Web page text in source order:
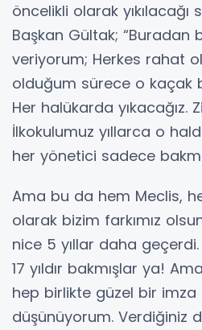
öncelikli olarak yıkılacağı
Başkan Gültak; “Buradan
veriyorum; Herkes rahat
olduğum sürece o kaçak
Her halükarda yıkacağız.
İlkokulumuz yıllarca o
her yönetici sadece
Ama bu da hem Meclis,
olarak bizim farkımız
nice 5 yıllar daha
17 yıldır bakmışlar ya!
hep birlikte güzel bir imza
düşünüyorum. Verdiğiniz